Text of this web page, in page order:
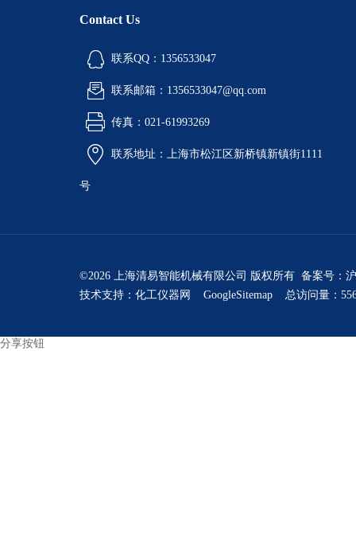
Contact Us
联系QQ：1356533047
联系邮箱：1356533047@qq.com
传真：021-61993269
联系地址：上海市松江区新桥镇新镇街1111
号
©2026 上海清易智能机械有限公司 版权所有 备案号：
技术支持： 化工仪器网 GoogleSitemap 总访问量：
分享按钮